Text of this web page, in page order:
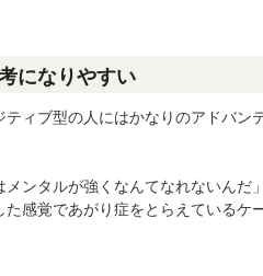
になりやすい
ィブ型の人にはかなりのアドバン
ンタルが強くなんてなれないんだ」
感覚であがり症をとらえているケ